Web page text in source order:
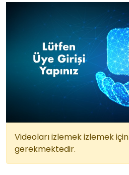
Videoları izlemek izlemek için
gerekmektedir.